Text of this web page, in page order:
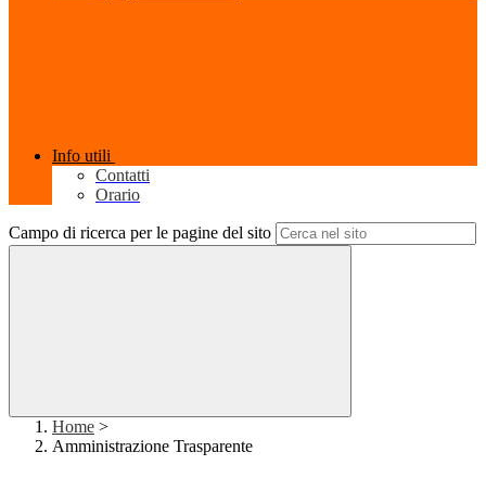
Info utili
Contatti
Orario
Campo di ricerca per le pagine del sito
Home >
Amministrazione Trasparente